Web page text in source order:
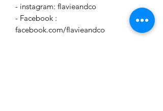
- instagram: flavieandco
- Facebook :
facebook.com/flavieandco